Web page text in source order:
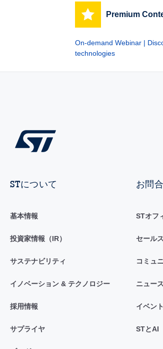
Premium
On-demand Webinar |
technologies
STについて
基本情報
投資家情報（IR）
サステナビリティ
イノベーション & テクノロジー
採用情報
サプライヤ
お問
STオフ
セール
コミュ
ニュー
イベン
STとAI